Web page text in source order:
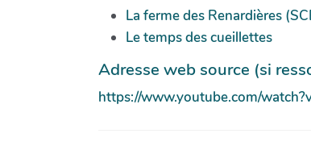
La ferme des Renardières
Le temps des cueillettes
Adresse web source (si
https://www.youtube.com/